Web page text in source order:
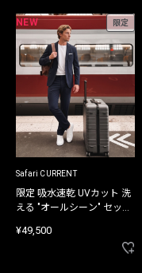
NEW 限定
Safari CURRENT
限定 吸水速乾 UVカット 洗
える "オールシーン" セット
¥49,500